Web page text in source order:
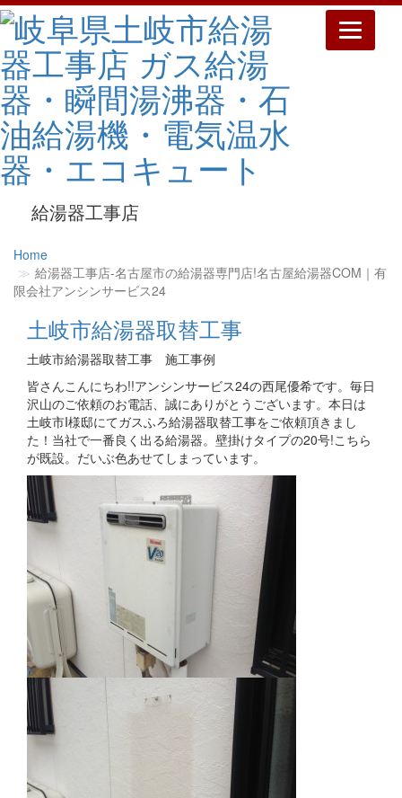
Toggle
給湯器工事店
Home
給湯器工事店‐名古屋市の給湯器専門店!名古屋給湯器COM｜有
限会社アンシンサービス24
土岐市給湯器取替工事
土岐市給湯器取替工事 施工事例
皆さんこんにちわ!!アンシンサービス24の西尾優希です。毎日
沢山のご依頼のお電話、誠にありがとうございます。本日は
土岐市I様邸にてガスふろ給湯器取替工事をご依頼頂きまし
た！当社で一番良く出る給湯器。壁掛けタイプの20号!こちら
が既設。だいぶ色あせてしまっています。